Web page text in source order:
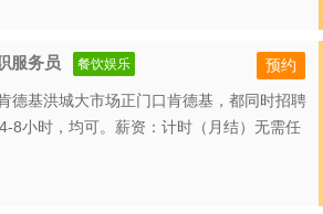
服务员 餐饮娱乐
德基洪城大市场正门口肯德基，都同时招聘
8小时，均可。薪资：计时（月结）无需任
预约